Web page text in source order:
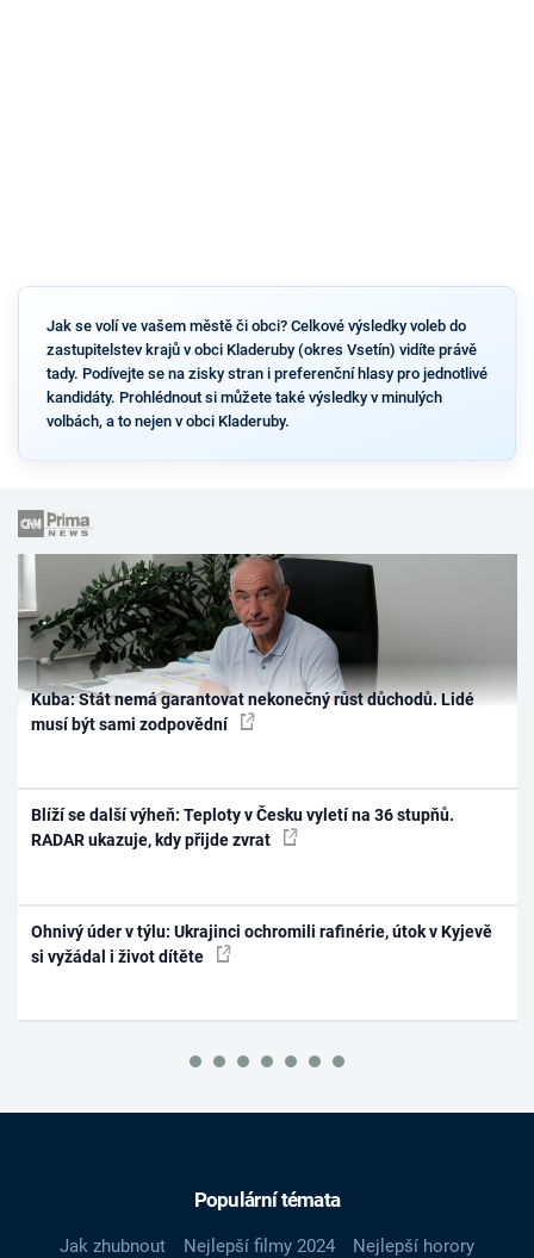
Jak se volí ve vašem městě či obci? Celkové výsledky voleb do
zastupitelstev krajů v obci Kladeruby (okres Vsetín) vidíte právě
tady. Podívejte se na zisky stran i preferenční hlasy pro jednotlivé
kandidáty. Prohlédnout si můžete také výsledky v minulých
volbách, a to nejen v obci Kladeruby.
Kuba: Stát nemá garantovat nekonečný růst důchodů. Lidé
musí být sami zodpovědní
Blíží se další výheň: Teploty v Česku vyletí na 36 stupňů.
RADAR ukazuje, kdy přijde zvrat
Ohnivý úder v týlu: Ukrajinci ochromili rafinérie, útok v Kyjevě
si vyžádal i život dítěte
Populární témata
Jak zhubnout Nejlepší filmy 2024
Nejlepší horory